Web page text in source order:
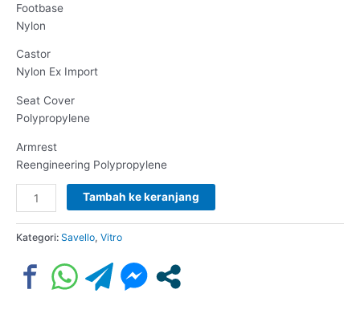
Footbase
Nylon
Castor
Nylon Ex Import
Seat Cover
Polypropylene
Armrest
Reengineering Polypropylene
Tambah ke keranjang
Kategori: Savello, Vitro